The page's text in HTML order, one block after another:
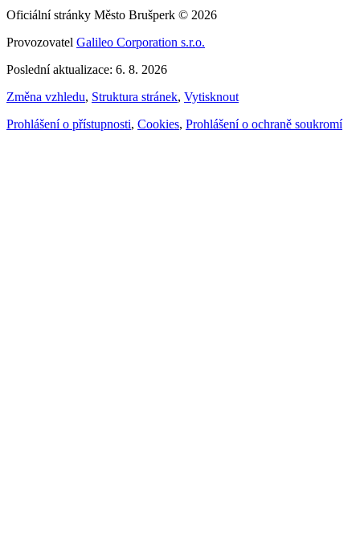
Oficiální stránky Město Brušperk © 2026
Provozovatel Galileo Corporation s.r.o.
Poslední aktualizace: 6. 8. 2026
Změna vzhledu, Struktura stránek, Vytisknout
Prohlášení o přístupnosti, Cookies, Prohlášení o ochraně soukromí